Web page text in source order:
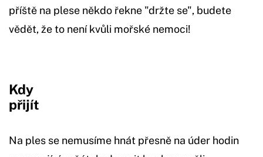
příště na plese někdo řekne "držte se", budete
vědět, že to není kvůli mořské nemoci!
Kdy
Na ples se nemusíme hnát přesně na úder hodin